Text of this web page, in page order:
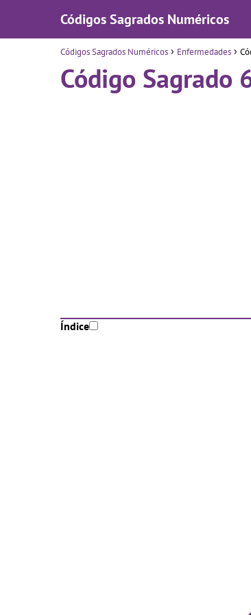
Códigos Sagrados Numéricos
Códigos Sagrados Numéricos Enfermedades
Código Sagrado
Índice